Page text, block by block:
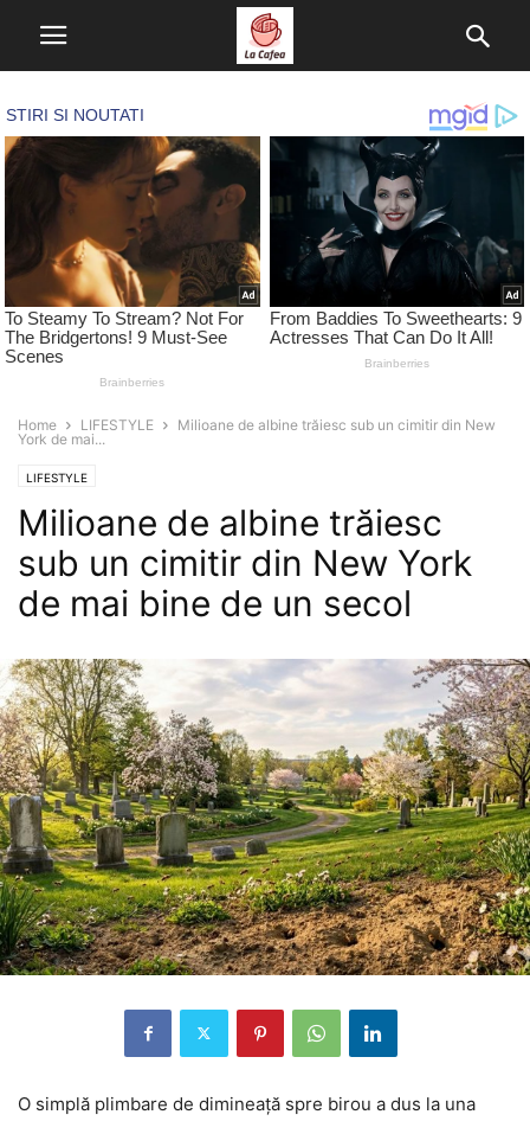
Home LIFESTYLE
Milioane de albine trăiesc sub un cimitir din New
York de mai...
LIFESTYLE
Milioane de albine trăiesc
sub un cimitir din New York
de mai bine de un secol
O simplă plimbare de dimineață spre birou a dus la una